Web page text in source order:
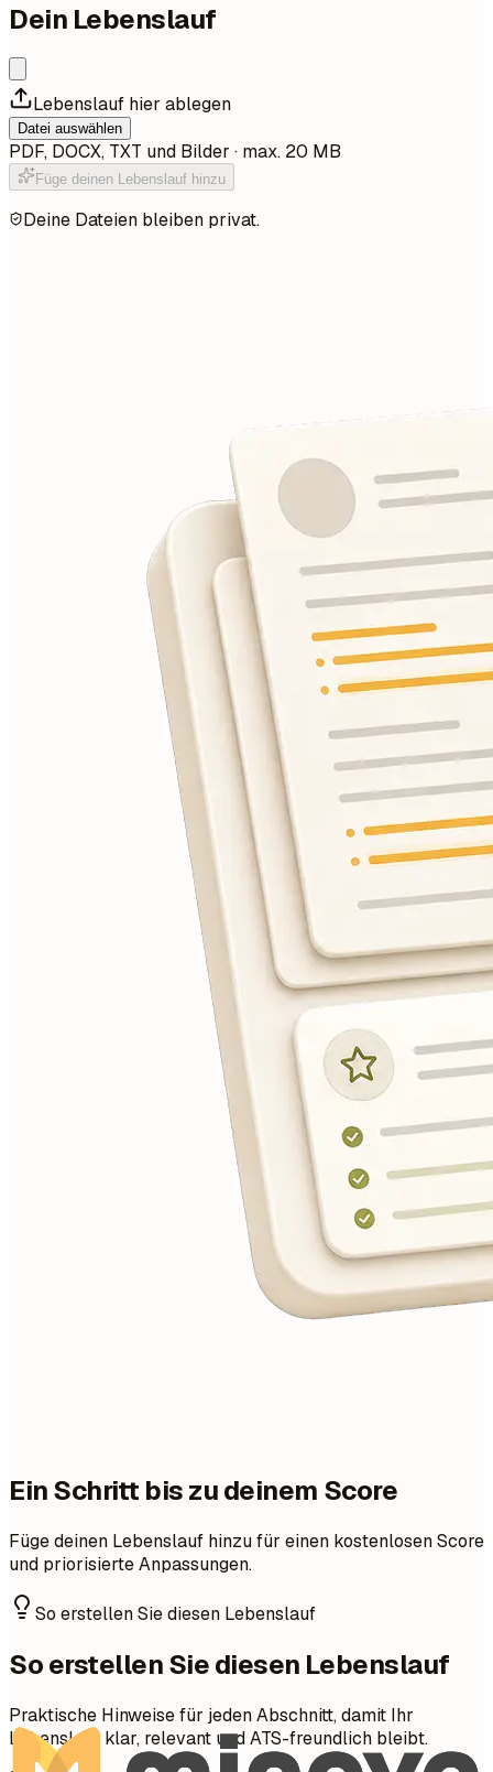
Dein Lebenslauf
Lebenslauf hier ablegen
Datei auswählen
PDF, DOCX, TXT und Bilder · max. 20 MB
Füge deinen Lebenslauf hinzu
Deine Dateien bleiben privat.
Ein Schritt bis zu deinem Score
Füge deinen Lebenslauf hinzu für einen kostenlosen Score
und priorisierte Anpassungen.
So erstellen Sie diesen Lebenslauf
So erstellen Sie diesen Lebenslauf
Praktische Hinweise für jeden Abschnitt, damit Ihr
Lebenslauf klar, relevant und ATS-freundlich bleibt.